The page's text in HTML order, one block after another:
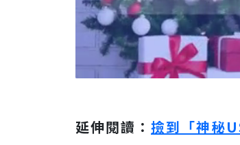
延伸閱讀： 撿到「神秘